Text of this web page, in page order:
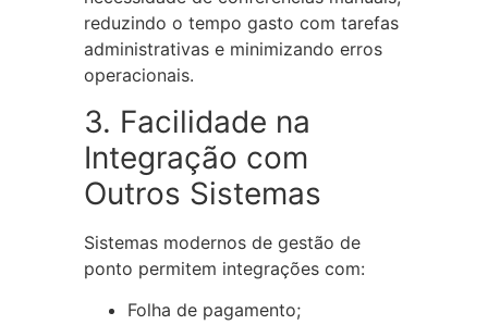
reduzindo o tempo gasto com tarefas
administrativas e minimizando erros
operacionais.
3. Facilidade na
Integração com
Outros Sistemas
Sistemas modernos de gestão de
ponto permitem integrações com:
Folha de pagamento;